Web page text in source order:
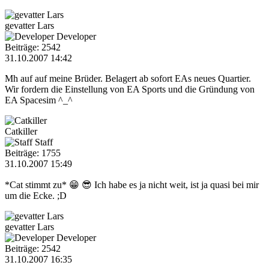
gevatter Lars
Developer
Beiträge: 2542
31.10.2007 14:42
Mh auf auf meine Brüder. Belagert ab sofort EAs neues Quartier.
Wir fordern die Einstellung von EA Sports und die Gründung von
EA Spacesim ^_^
Catkiller
Staff
Beiträge: 1755
31.10.2007 15:49
*Cat stimmt zu* 😁 😎 Ich habe es ja nicht weit, ist ja quasi bei mir
um die Ecke. ;D
gevatter Lars
Developer
Beiträge: 2542
31.10.2007 16:35